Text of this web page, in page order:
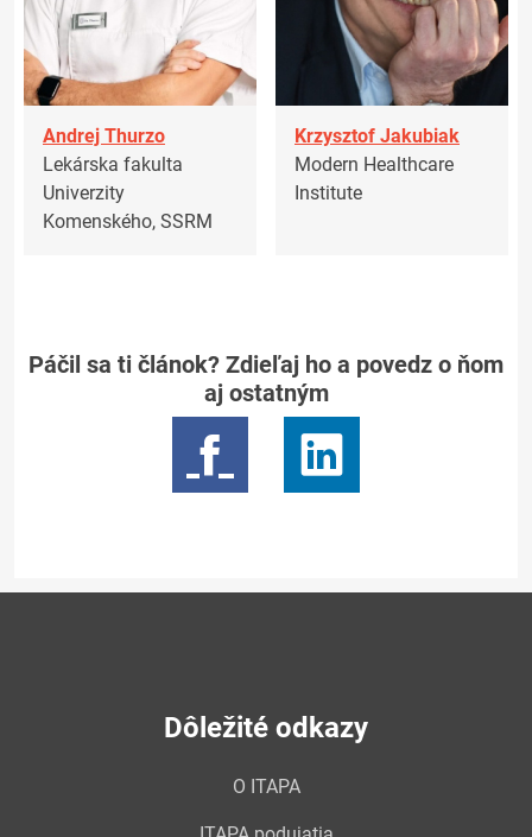
Andrej Thurzo
Lekárska fakulta
Univerzity
Komenského, SSRM
Krzysztof Jakubiak
Modern Healthcare
Institute
Páčil sa ti článok? Zdieľaj ho a povedz o ňom
aj ostatným
Dôležité odkazy
O ITAPA